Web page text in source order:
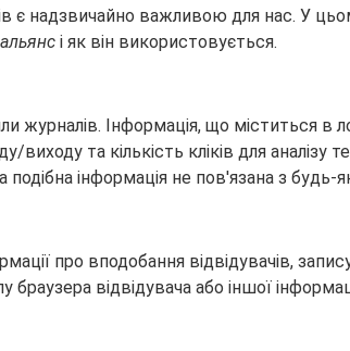
є надзвичайно важливою для нас. У
і як він використовується.
журналів. Інформація, що міститься в
та кількість кліків для
інформація не пов'язана з
про вподобання відвідувачів,
відвідувача або іншої